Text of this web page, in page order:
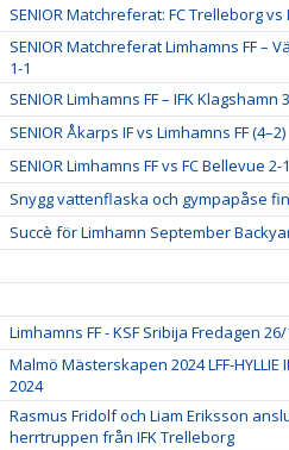
SENIOR Matchreferat: FC Trelleborg vs
SENIOR Matchreferat Limhamns FF –
1-1
SENIOR Limhamns FF – IFK Klagshamn
SENIOR Åkarps IF vs Limhamns FF (4–2)
SENIOR Limhamns FF vs FC Bellevue 2-1
Snygg vattenflaska och gympapåse
Succè för Limhamn September
Limhamns FF - KSF Sribija Fredagen
Malmö Mästerskapen 2024 LFF-HYLLIE
2024
Rasmus Fridolf och Liam Eriksson
herrtruppen från IFK Trelleborg